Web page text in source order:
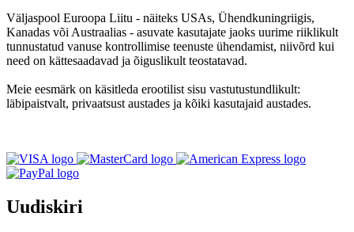
Väljaspool Euroopa Liitu - näiteks USAs, Ühendkuningriigis,
Kanadas või Austraalias - asuvate kasutajate jaoks uurime riiklikult
tunnustatud vanuse kontrollimise teenuste ühendamist, niivõrd kui
need on kättesaadavad ja õiguslikult teostatavad.
Meie eesmärk on käsitleda erootilist sisu vastutustundlikult:
läbipaistvalt, privaatsust austades ja kõiki kasutajaid austades.
Uudiskiri